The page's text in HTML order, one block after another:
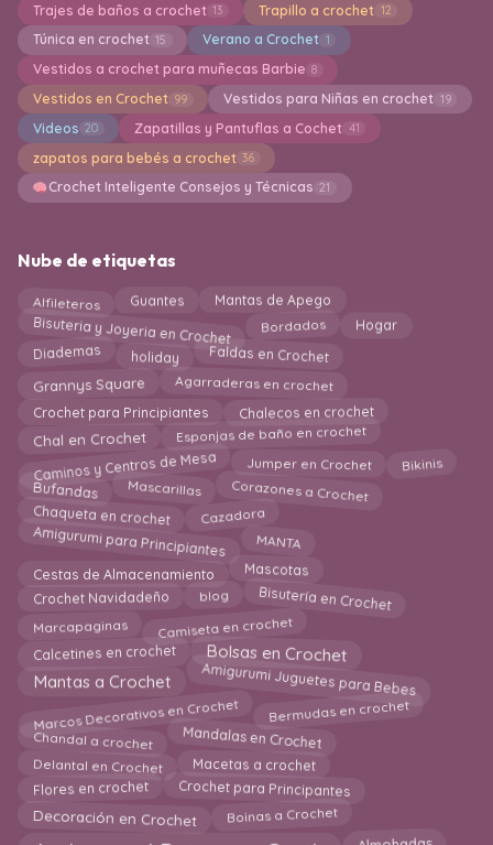
Trajes de baños a crochet 13 Trapillo a crochet 12
Túnica en crochet 15 Verano a Crochet 1
Vestidos a crochet para muñecas Barbie 8
Vestidos en Crochet 99 Vestidos para Niñas en crochet 19
Videos 20 Zapatillas y Pantuflas a Cochet 41
zapatos para bebés a crochet 36
Crochet Inteligente Consejos y Técnicas 21
Nube de etiquetas
Alfileteros Guantes Mantas de Apego
Bisuteria y Joyeria en Crochet Bordados Hogar
Diademas holiday Faldas en Crochet
Grannys Square Agarraderas en crochet
Crochet para Principiantes Chalecos en crochet
Chal en Crochet Esponjas de baño en crochet
Caminos y Centros de Mesa Jumper en Crochet Bikinis
Bufandas Mascarillas Corazones a Crochet
Chaqueta en crochet Cazadora
Amigurumi para Principiantes MANTA
Cestas de Almacenamiento Mascotas
Crochet Navidadeño blog Bisutería en Crochet
Marcapaginas Camiseta en crochet
Calcetines en crochet Bolsas en Crochet
Mantas a Crochet Amigurumi Juguetes para Bebes
Marcos Decorativos en Crochet Bermudas en crochet
Chandal a crochet Mandalas en Crochet
Delantal en Crochet Macetas a crochet
Flores en crochet Crochet para Principantes
Decoración en Crochet Boinas a Crochet